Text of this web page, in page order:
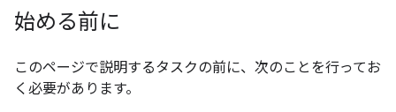
始める前に
このページで説明するタスクの前に、次のことを行ってお
く必要があります。